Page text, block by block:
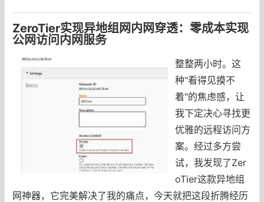
ZeroTier实现异地组网内网穿透：零成本实现
公网访问内网服务
整整两小时。这
种"看得见摸不
着"的焦虑感，让
我下定决心寻找更
优雅的远程访问方
案。经过多方尝
试，我发现了Zer
oTier这款异地组
网神器，它完美解决了我的痛点，今天就把这段折腾经历